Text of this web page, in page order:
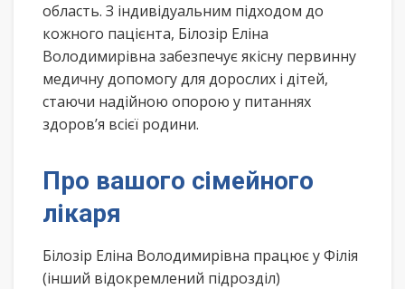
область. З індивідуальним підходом до
кожного пацієнта, Білозір Еліна
Володимирівна забезпечує якісну первинну
медичну допомогу для дорослих і дітей,
стаючи надійною опорою у питаннях
здоров’я всієї родини.
Про вашого сімейного
лікаря
Білозір Еліна Володимирівна працює у Філія
(інший відокремлений підрозділ)